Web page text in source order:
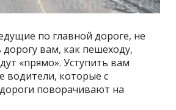
по главной дороге, не
дорогу вам, как пешеходу,
«прямо». Уступить вам
водители, которые с
поворачивают на